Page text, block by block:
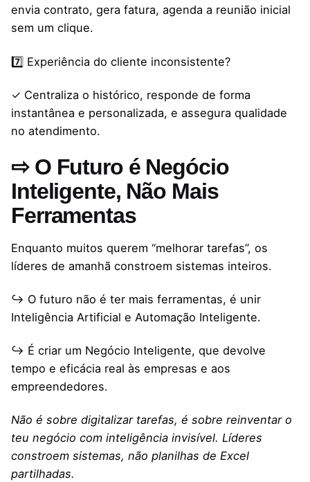
envia contrato, gera fatura, agenda a reunião inicial
sem um clique.
7️⃣ Experiência do cliente inconsistente?
✓ Centraliza o histórico, responde de forma
instantânea e personalizada, e assegura qualidade
no atendimento.
⇨ O Futuro é Negócio
Inteligente, Não Mais
Ferramentas
Enquanto muitos querem “melhorar tarefas”, os
líderes de amanhã constroem sistemas inteiros.
↪ O futuro não é ter mais ferramentas, é unir
Inteligência Artificial e Automação Inteligente.
↪ É criar um Negócio Inteligente, que devolve
tempo e eficácia real às empresas e aos
empreendedores.
Não é sobre digitalizar tarefas, é sobre reinventar o
teu negócio com inteligência invisível. Líderes
constroem sistemas, não planilhas de Excel
partilhadas.